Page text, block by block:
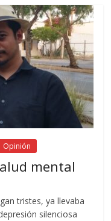
Opinión
mental
tristes, ya llevaba
silenciosa